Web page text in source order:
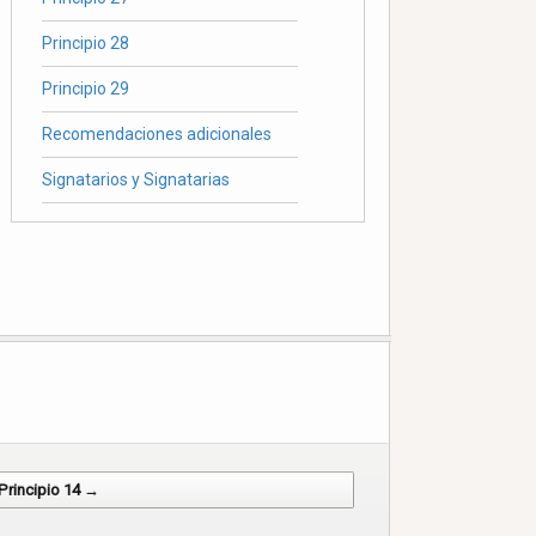
Principio 28
Principio 29
Recomendaciones adicionales
Signatarios y Signatarias
14 →